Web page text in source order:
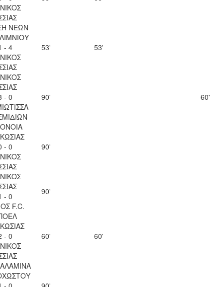
ΝΕΩΝ
- 4
53' 53'
- 0
90' 60'
- 0
90'
- 0
F.C.
90'
- 0
60' 60'